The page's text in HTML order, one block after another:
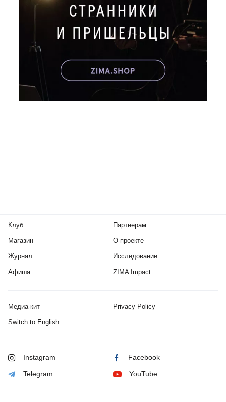
Клуб
Магазин
Журнал
Афиша
Партнерам
О проекте
Исследование
ZIMA Impact
Медиа-кит Privacy Policy
Switch to English
Instagram Facebook
Telegram YouTube